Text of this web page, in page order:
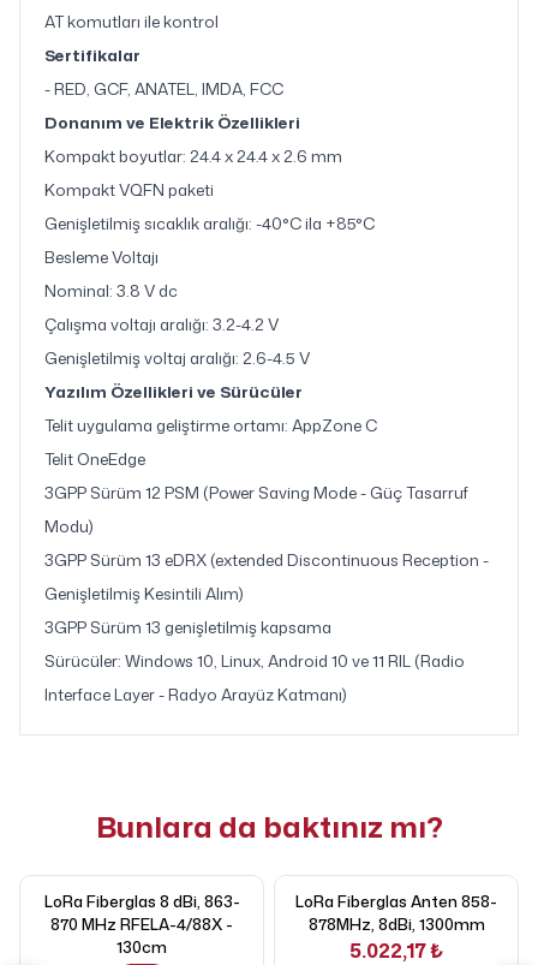
AT komutları ile kontrol
Sertifikalar
- RED, GCF, ANATEL, IMDA, FCC
Donanım ve Elektrik Özellikleri
Kompakt boyutlar: 24.4 x 24.4 x 2.6 mm
Kompakt VQFN paketi
Genişletilmiş sıcaklık aralığı: -40°C ila +85°C
Besleme Voltajı
Nominal: 3.8 V dc
Çalışma voltajı aralığı: 3.2-4.2 V
Genişletilmiş voltaj aralığı: 2.6-4.5 V
Yazılım Özellikleri ve Sürücüler
Telit uygulama geliştirme ortamı: AppZone C
Telit OneEdge
3GPP Sürüm 12 PSM (Power Saving Mode - Güç Tasarruf
Modu)
3GPP Sürüm 13 eDRX (extended Discontinuous Reception -
Genişletilmiş Kesintili Alım)
3GPP Sürüm 13 genişletilmiş kapsama
Sürücüler: Windows 10, Linux, Android 10 ve 11 RIL (Radio
Interface Layer - Radyo Arayüz Katmanı)
Bunlara da baktınız mı?
LoRa Fiberglas 8 dBi, 863-
870 MHz RFELA-4/88X -
130cm
LoRa Fiberglas Anten 858-
878MHz, 8dBi, 1300mm
5.022,17 ₺